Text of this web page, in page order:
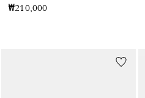
₩210,000